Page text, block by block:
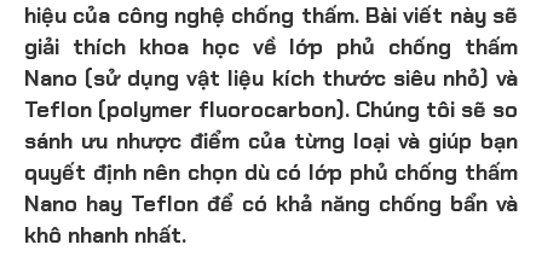
hiệu của công nghệ chống thấm. Bài viết này sẽ
giải thích khoa học về lớp phủ chống thấm
Nano (sử dụng vật liệu kích thước siêu nhỏ) và
Teflon (polymer fluorocarbon). Chúng tôi sẽ so
sánh ưu nhược điểm của từng loại và giúp bạn
quyết định nên chọn dù có lớp phủ chống thấm
Nano hay Teflon để có khả năng chống bẩn và
khô nhanh nhất.